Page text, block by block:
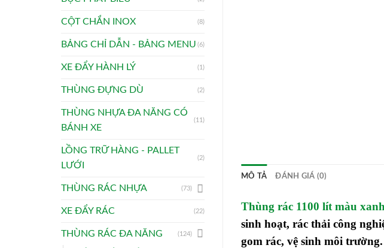
CỘT CHẮN INOX (8)
BẢNG CHỈ DẪN - BẢNG MENU (6)
XE ĐẨY HÀNH LÝ (1)
THÙNG ĐỰNG DÙ (2)
THÙNG NHỰA ĐA NĂNG CÓ
BÁNH XE
(11)
LỒNG TRỮ HÀNG - PALLET
LƯỚI
(2)
THÙNG RÁC NHỰA (73)
XE ĐẨY RÁC (22)
THÙNG RÁC ĐA NĂNG (124)
MÔ TẢ ĐÁNH GIÁ (0)
Thùng rác 1100 lít màu
sinh hoạt, rác thải công
gom rác, vệ sinh môi